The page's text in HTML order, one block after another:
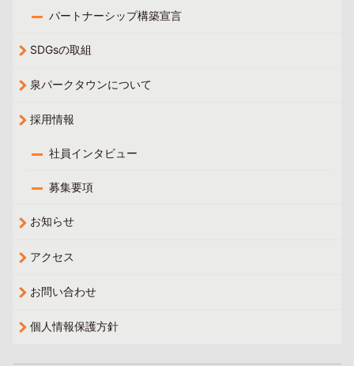
パートナーシップ構築宣言
SDGsの取組
泉パークタウンについて
採用情報
社員インタビュー
募集要項
お知らせ
アクセス
お問い合わせ
個人情報保護方針